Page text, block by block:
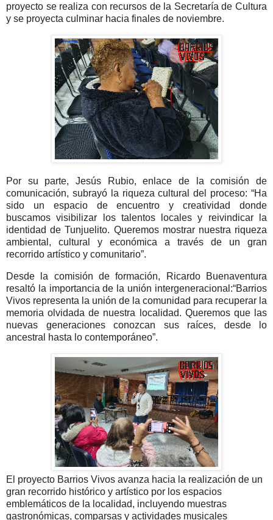
proyecto se realiza con recursos de la Secretaría de Cultura
y se proyecta culminar hacia finales de noviembre.
Por su parte, Jesús Rubio, enlace de la comisión de
comunicación, subrayó la riqueza cultural del proceso: “Ha
sido un espacio de encuentro y creatividad donde
buscamos visibilizar los talentos locales y reivindicar la
identidad de Tunjuelito. Queremos mostrar nuestra riqueza
ambiental, cultural y económica a través de un gran
recorrido artístico y comunitario”.
Desde la comisión de formación,
Ricardo Buenaventura
resaltó la importancia de la unión intergeneracional:“Barrios
Vivos representa la unión de la comunidad para recuperar la
memoria olvidada de nuestra localidad. Queremos que las
nuevas generaciones conozcan sus raíces, desde lo
ancestral hasta lo contemporáneo”.
El proyecto Barrios Vivos avanza hacia la realización de un
gran recorrido histórico y artístico por los espacios
emblemáticos de la localidad, incluyendo muestras
gastronómicas, comparsas y actividades musicales